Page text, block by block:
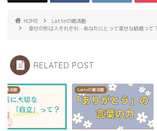
HOME
Latteの婚活塾
幸せの形は人それぞれ‥あなたにとって幸せな結婚って？
RELATED POST
婚活塾 Latteの婚活塾